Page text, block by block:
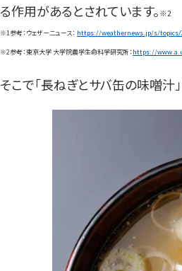
る作用があるとされています。 ※2
※1参考：ウェザーニュース： https://weathernews.jp/s/topics/
※2参考：東京大学 大学院農学生命科学研究所： https://
そこで「長ねぎとサバ缶の味噌󠄀汁」